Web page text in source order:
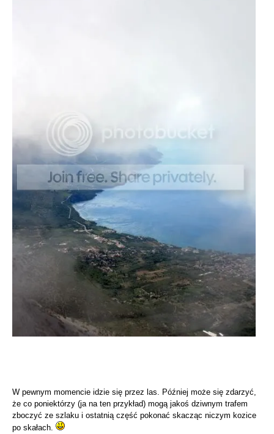
W pewnym momencie idzie się przez las. Później może się zdarzyć,
że co poniektórzy (ja na ten przykład) mogą jakoś dziwnym trafem
zboczyć ze szlaku i ostatnią część pokonać skacząc niczym kozice
po skałach.